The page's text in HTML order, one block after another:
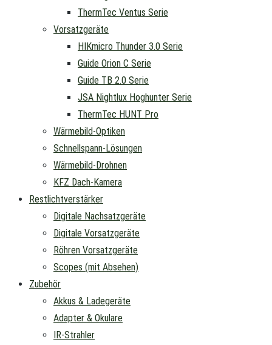
ThermTec Ventus Serie
Vorsatzgeräte
HIKmicro Thunder 3.0 Serie
Guide Orion C Serie
Guide TB 2.0 Serie
JSA Nightlux Hoghunter Serie
ThermTec HUNT Pro
Wärmebild-Optiken
Schnellspann-Lösungen
Wärmebild-Drohnen
KFZ Dach-Kamera
Restlichtverstärker
Digitale Nachsatzgeräte
Digitale Vorsatzgeräte
Röhren Vorsatzgeräte
Scopes (mit Absehen)
Zubehör
Akkus & Ladegeräte
Adapter & Okulare
IR-Strahler